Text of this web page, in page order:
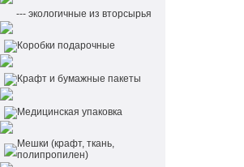
--- экологичные из вторсырья
Коробки подарочные
Крафт и бумажные пакеты
Медицинская упаковка
Мешки (крафт, ткань,
полипропилен)